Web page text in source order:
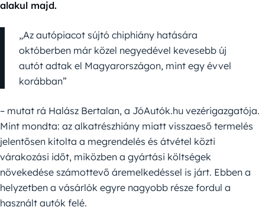
alakul majd.
„Az autópiacot sújtó chiphiány hatására
októberben már közel negyedével kevesebb új
autót adtak el Magyarországon, mint egy évvel
korábban”
– mutat rá Halász Bertalan, a JóAutók.hu vezérigazgatója.
Mint mondta: az alkatrészhiány miatt visszaeső termelés
jelentősen kitolta a megrendelés és átvétel közti
várakozási időt, miközben a gyártási költségek
növekedése számottevő áremelkedéssel is járt. Ebben a
helyzetben a vásárlók egyre nagyobb része fordul a
használt autók felé.